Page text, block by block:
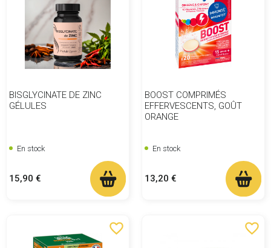
BISGLYCINATE DE ZINC
GÉLULES
En stock
Prix
15,90 €
BOOST COMPRIMÉS
EFFERVESCENTS, GOÛT
ORANGE
En stock
Prix
13,20 €
favorite_border favorite_border